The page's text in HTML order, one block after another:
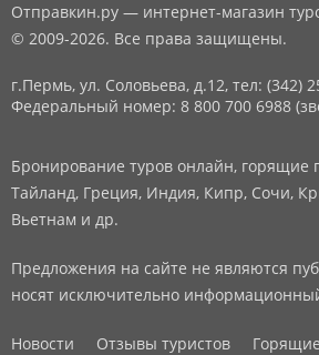
Отправкин.ру — интернет-магазин
© 2009-2026. Все права защищены.
г.Пермь, ул. Соловьева, д.12, тел: (342)
Федеральный номер: 8 800 700 6988
Бронирование туров онлайн, горящие
Тайланд, Греция, Индия, Кипр, Сочи,
Вьетнам и др.
Предложения на сайте не являются
носят исключительно
Новости Отзывы туристов